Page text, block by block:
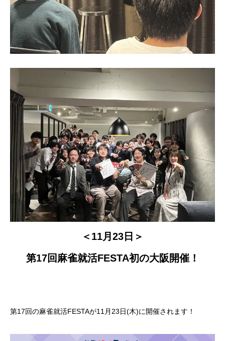
＜11月23日＞
第17回麻雀就活FESTA初の大阪開催！
第17回の麻雀就活FESTAが11月23日(木)に開催されます！